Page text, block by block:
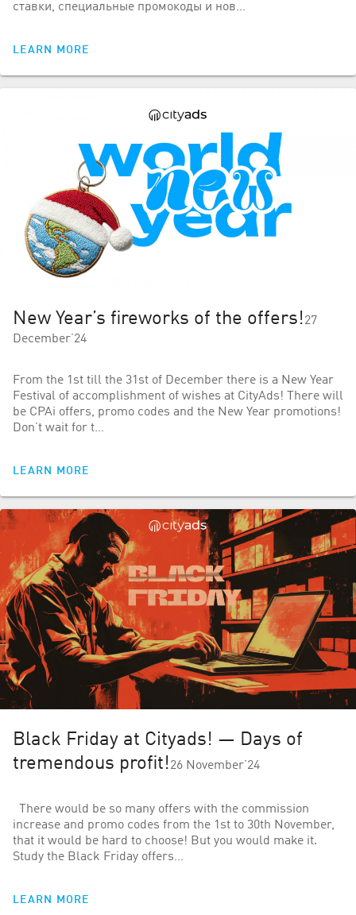
ставки, специальные промокоды и нов…
LEARN MORE
New Year’s fireworks of the offers!27
December’24
From the 1st till the 31st of December there is a New Year
Festival of accomplishment of wishes at CityAds! There will
be CPAi offers, promo codes and the New Year promotions!
Don’t wait for t…
LEARN MORE
Black Friday at Cityads! — Days of
tremendous profit!26 November’24
There would be so many offers with the commission
increase and promo codes from the 1st to 30th November,
that it would be hard to choose! But you would make it.
Study the Black Friday offers…
LEARN MORE